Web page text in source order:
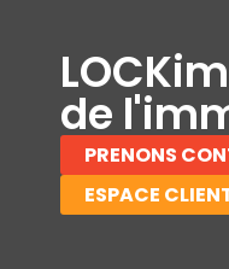
de
PRENONS
ESPACE